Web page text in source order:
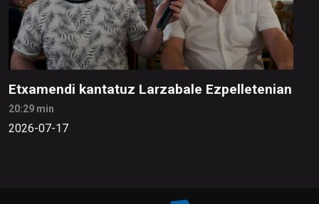
Etxamendi kantatuz Larzabale Ezpelletenian
20:29 min
2026-07-17